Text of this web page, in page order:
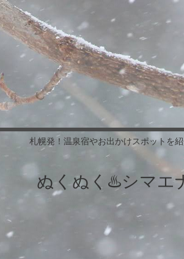
札幌発！温泉宿やお出かけスポットを
ぬくぬく♨️シマエ